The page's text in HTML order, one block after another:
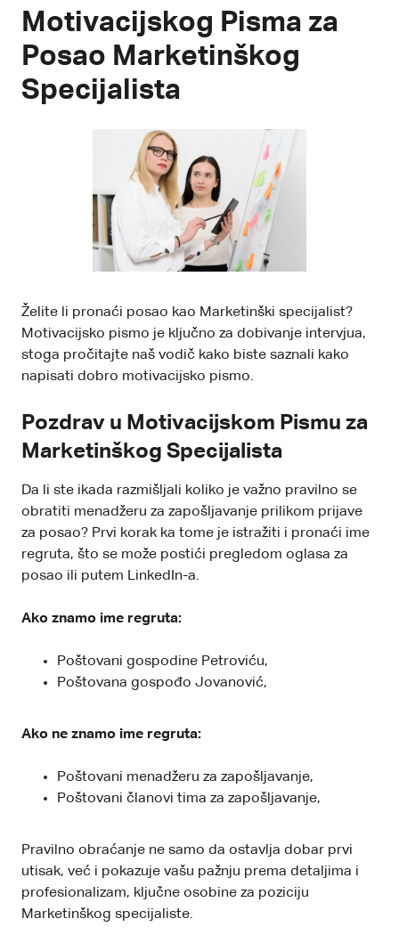
Motivacijskog Pisma za
Posao Marketinškog
Specijalista
Želite li pronaći posao kao Marketinški specijalist?
Motivacijsko pismo je ključno za dobivanje intervjua,
stoga pročitajte naš vodič kako biste saznali kako
napisati dobro motivacijsko pismo.
Pozdrav u Motivacijskom Pismu za
Marketinškog Specijalista
Da li ste ikada razmišljali koliko je važno pravilno se
obratiti menadžeru za zapošljavanje prilikom prijave
za posao? Prvi korak ka tome je istražiti i pronaći ime
regruta, što se može postići pregledom oglasa za
posao ili putem LinkedIn-a.
Ako znamo ime regruta:
Poštovani gospodine Petroviću,
Poštovana gospođo Jovanović,
Ako ne znamo ime regruta:
Poštovani menadžeru za zapošljavanje,
Poštovani članovi tima za zapošljavanje,
Pravilno obraćanje ne samo da ostavlja dobar prvi
utisak, već i pokazuje vašu pažnju prema detaljima i
profesionalizam, ključne osobine za poziciju
Marketinškog specijaliste.